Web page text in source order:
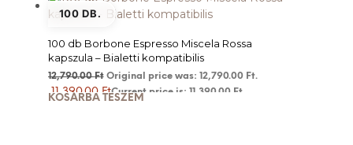
100 DB.
100 db Borbone Espresso Miscela Rossa
kapszula – Bialetti kompatibilis
12,790.00Ft Original price was: 12,790.00 Ft.
11,390.00 FtCurrent price is: 11,390.00 Ft.
KOSÁRBA TESZEM